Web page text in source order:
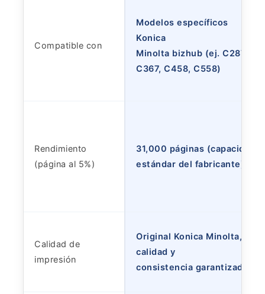
Compatible con
Modelos específicos
Konica
Minolta bizhub (ej. C287,
C367, C458, C558)
Rendimiento
(página al 5%)
31,000 páginas (capacidad
estándar del fabricante)
Calidad de
impresión
Original Konica Minolta,
calidad y
consistencia garantizadas